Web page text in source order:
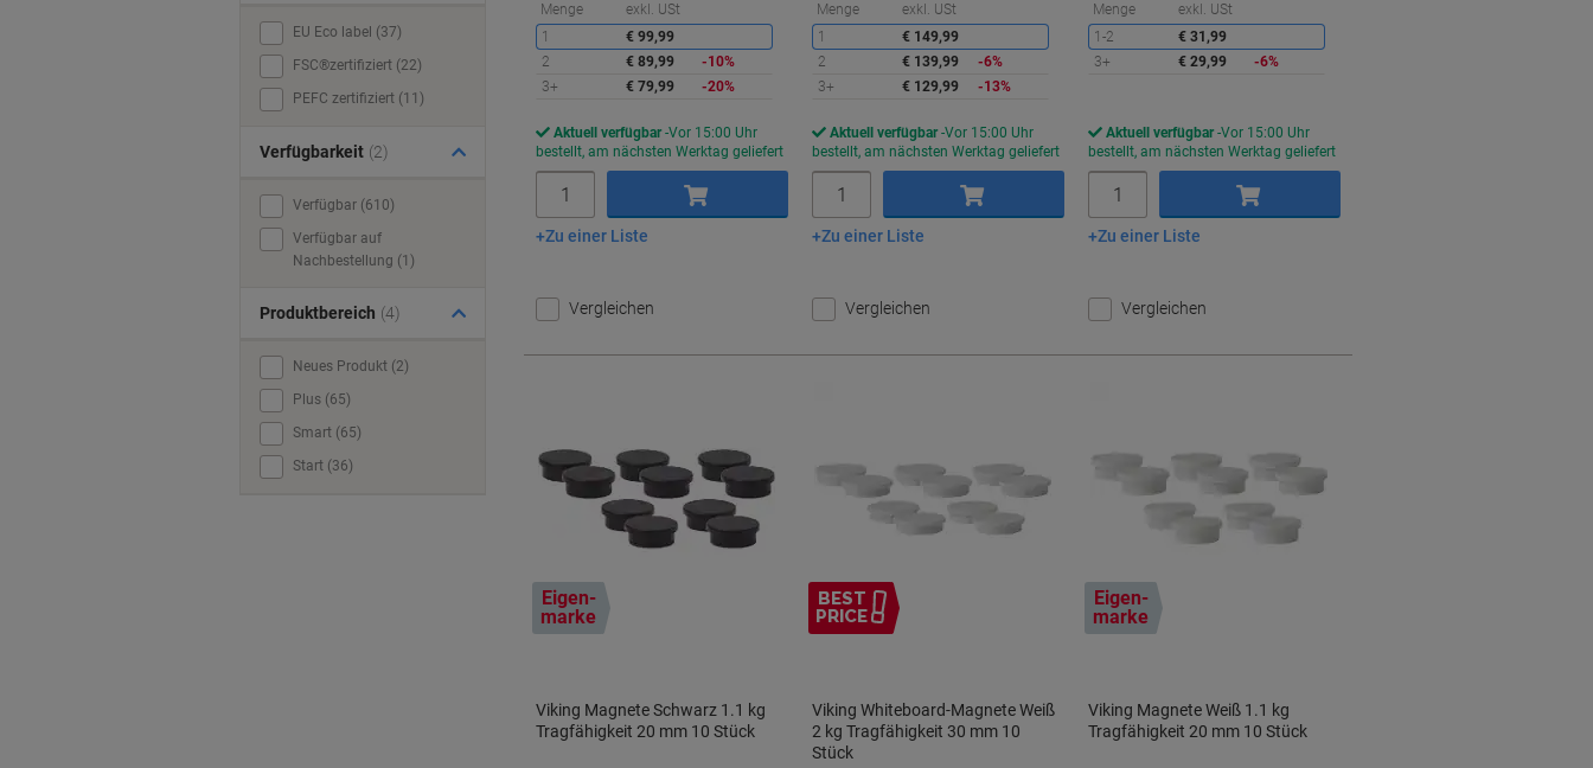
Menge exkl. USt
sparen
1
€ 99,99
2
€ 89,99
-10%
3+
€ 79,99 -20%
Aktuell verfügbar Vor 15:00 Uhr
bestellt, am nächsten Werktag geliefert
In den Warenkorb
Zu einer Liste
Vergleichen
Menge exkl. USt
sparen
1
€ 149,99
2
€ 139,99
-6%
3+
€ 129,99 -13%
Aktuell verfügbar Vor 15:00 Uhr
bestellt, am nächsten Werktag geliefert
In den Warenkorb
Zu einer Liste
Vergleichen
Menge exkl. USt
1-2
€ 31,99
3+
€ 29,99 -6%
Aktuell verfügbar Vor 15:00 Uhr
bestellt, am nächsten Werktag geliefert
In den Warenkorb
Zu einer Liste
Vergleichen
Eigen-
marke
Viking Magnete Schwarz 1.1 kg
Tragfähigkeit 20 mm 10 Stück
BEST
PRICE
Viking Whiteboard-Magnete Weiß
2 kg Tragfähigkeit 30 mm 10
Stück
Eigen-
marke
Viking Magnete Weiß 1.1 kg
Tragfähigkeit 20 mm 10 Stück
EU Eco label (37)
FSC®zertifiziert (22)
PEFC zertifiziert (11)
Verfügbarkeit (2)
Verfügbar (610)
Verfügbar auf
Nachbestellung (1)
Produktbereich (4)
Neues Produkt (2)
Plus (65)
Smart (65)
Start (36)